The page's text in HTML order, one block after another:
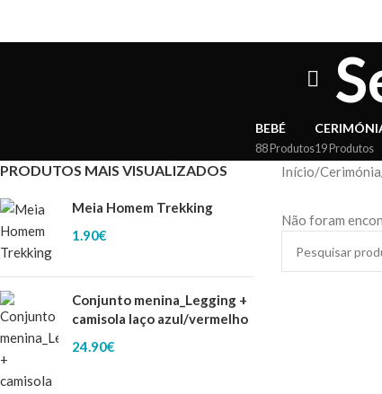
BEBÉ
88 Produtos19 Produtos
PRODUTOS MAIS VISUALIZADOS
Meia Homem Trekking
1.90€
Conjunto menina_Legging +
camisola laço azul/vermelho
24.90€
Início/Cerimónia
Não foram